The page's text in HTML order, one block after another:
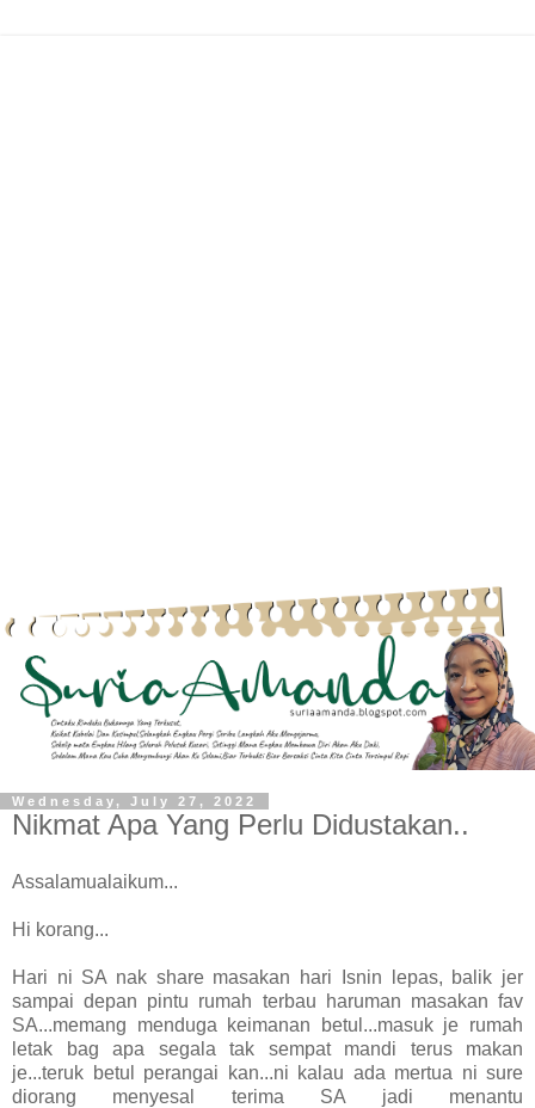
Wednesday, July 27, 2022
Nikmat Apa Yang Perlu Didustakan..
Assalamualaikum...
Hi korang...
Hari ni SA nak share masakan hari Isnin lepas, balik jer
sampai depan pintu rumah terbau haruman masakan fav
SA...memang menduga keimanan betul...masuk je rumah
letak bag apa segala tak sempat mandi terus makan
je...teruk betul perangai kan...ni kalau ada mertua ni sure
diorang menyesal terima SA jadi menantu